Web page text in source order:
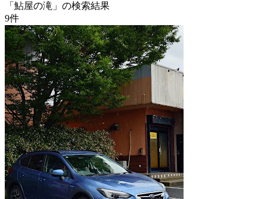
「鮎屋の滝」の検索結果
9件